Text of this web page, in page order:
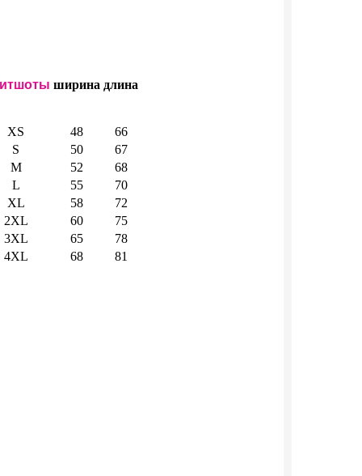
ширина длина
XS 48
66
S
50
67
M
52
68
L
55
70
XL
58
72
2XL
60
75
3XL
65
78
4XL
68 81